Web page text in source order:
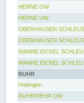
HERNE OW
HERNE UW
OBERHAUSEN
OBERHAUSEN
WANNE EICKEL
WANNE EICKEL
RUHR
Hattingen
RUHRWEHR OW